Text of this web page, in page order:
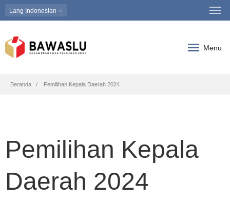
Lang Indonesian
Menu
Breadcrumb
Beranda Pemilihan Kepala Daerah 2024
Pemilihan Kepala
Daerah 2024